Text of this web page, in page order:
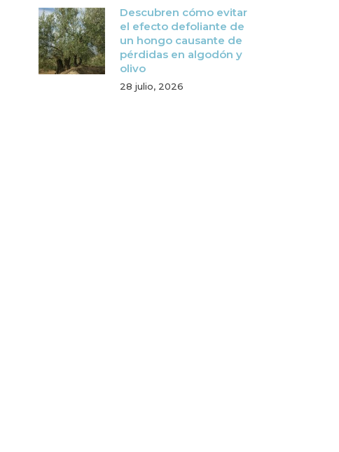
Descubren cómo evitar
el efecto defoliante de
un hongo causante de
pérdidas en algodón y
olivo
28 julio, 2026